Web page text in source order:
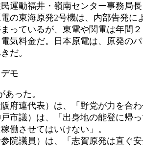
運動福井・嶺南センター事務局
の東海原発2号機は、内部告発に
っているが、東電や関電は年間
気料金だ。日本原電は、原発の
だ。
モ
った。
府連代表）は、「野党が力を合
市議）は、「出身地の能登に帰
働させてはいけない」。
院議員）は、「志賀原発は直ぐ